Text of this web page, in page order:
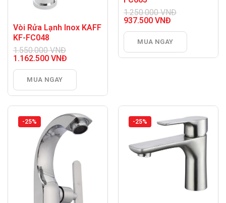
Vòi Rửa Lạnh Inox KAFF
KF-FC048
1.550.000VNĐ
Giá
là:
1.550.000 VNĐ.
1.162.500 VNĐ
hiện
là:
1.162.500 VNĐ.
MUA NGAY
1.250.000VNĐ
Giá
là:
1.250.000 VNĐ.
937.500 VNĐ
hiện
là:
937.500 VNĐ.
MUA NGAY
-25% -25%